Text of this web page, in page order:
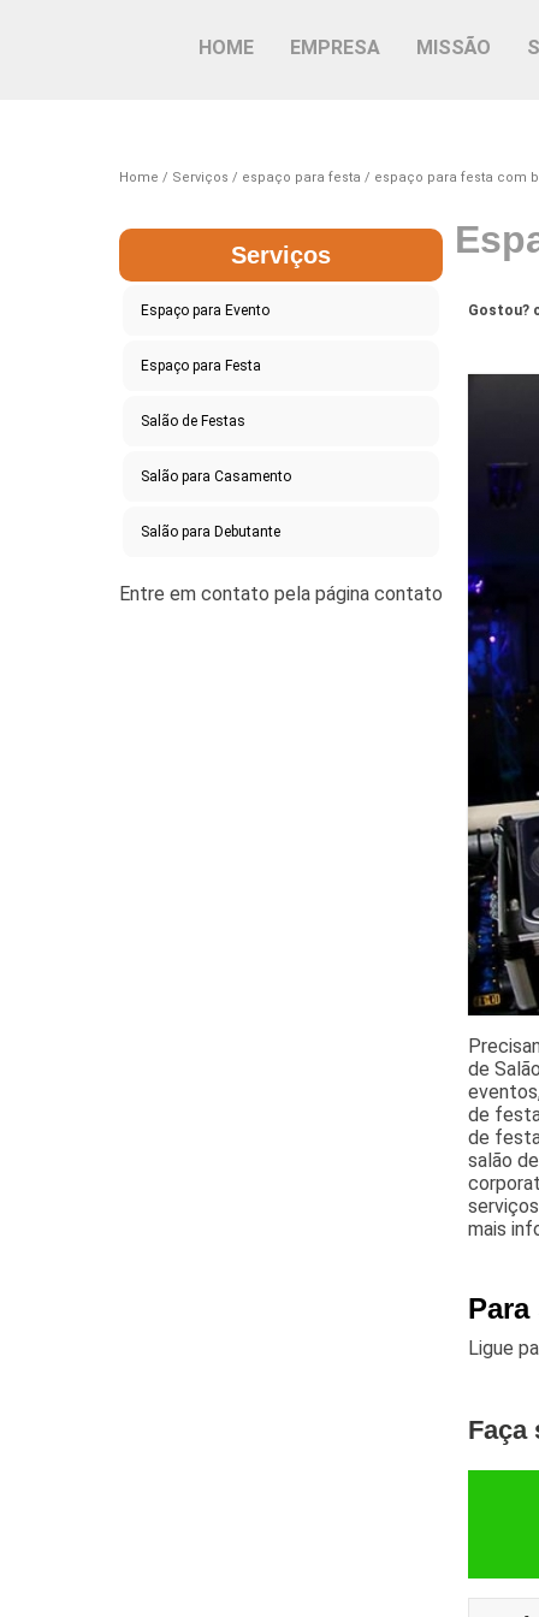
HOME EMPRESA MISSÃO
Home Serviços espaço para festa espaço para festa com
Serviços
Espaço para Evento
Espaço para Festa
Salão de Festas
Salão para Casamento
Salão para Debutante
Gostou?
de
de
de
salão
mais
Ligue
Faça